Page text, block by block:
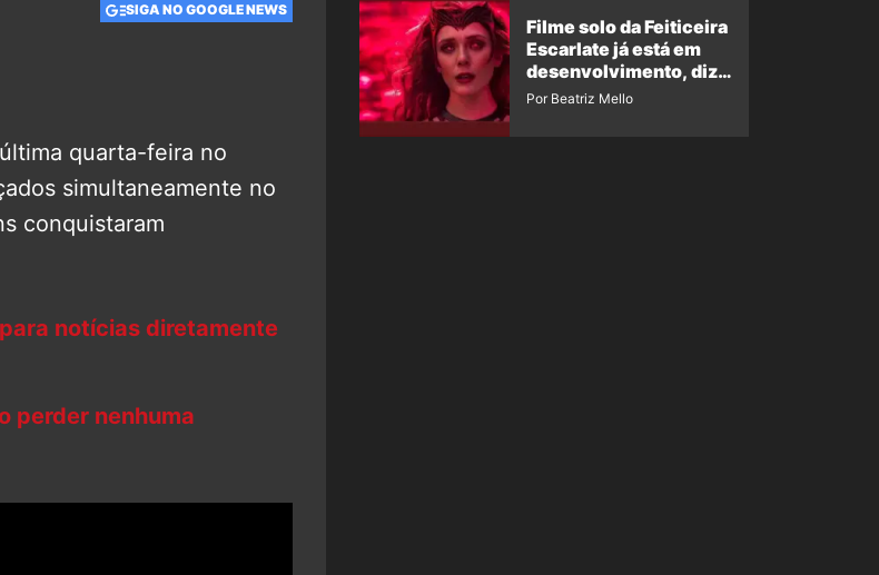
SIGA NO GOOGLE NEWS
quarta-feira no
simultaneamente no
conquistaram
notícias diretamente
perder nenhuma
Filme solo da Feiticeira
Escarlate já está em
desenvolvimento, diz
insider
Por Beatriz Mello